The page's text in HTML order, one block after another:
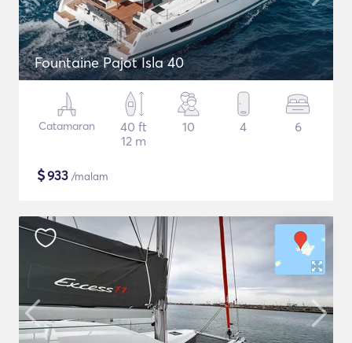
Fountaine Pajot Isla 40
Catamaran
40 ft
12 m
10 4 6
$933 /malam